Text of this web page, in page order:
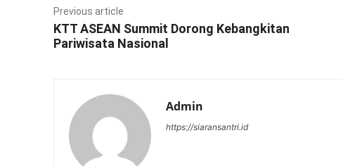
Previous article
KTT ASEAN Summit Dorong Kebangkitan
Pariwisata Nasional
Admin
https://siaransantri.id